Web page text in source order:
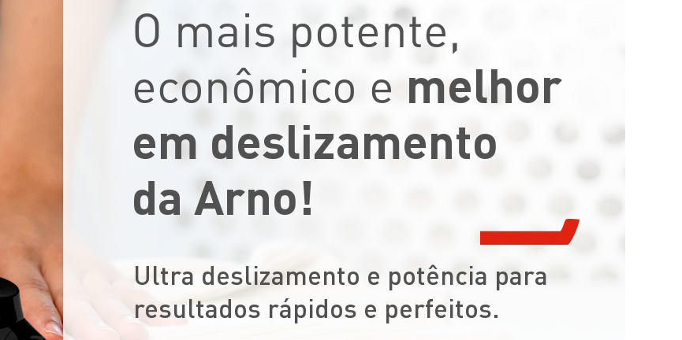
O mais potente,
econômico e melhor
em deslizamento
da Arno!
Ultra deslizamento e potência para
resultados rápidos e perfeitos.